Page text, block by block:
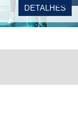
DETALHES